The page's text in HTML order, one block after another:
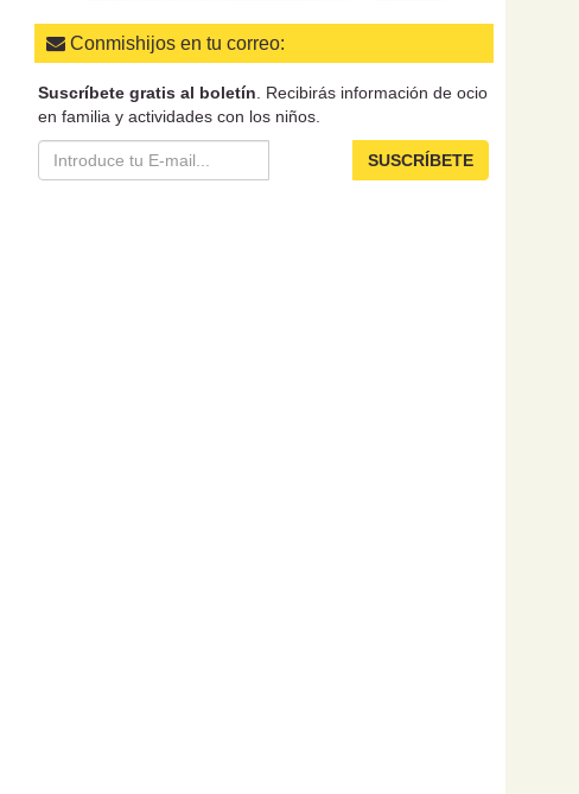
Conmishijos en tu correo:
Suscríbete gratis al boletín . Recibirás información de ocio
en familia y actividades con los niños.
SUSCRÍBETE